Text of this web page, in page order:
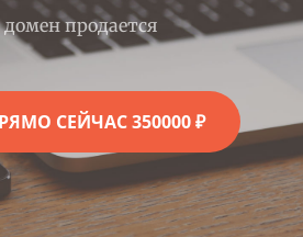
домен продается
СЕЙЧАС 350000 ₽